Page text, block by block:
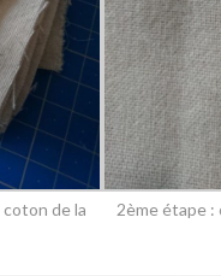
de la
2ème étape :